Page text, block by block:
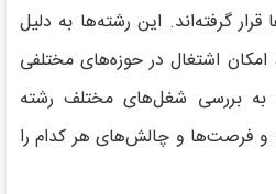
گرفته‌اند. این رشته‌ها به دلیل
اشتغال در حوزه‌های مختلفی
به بررسی شغل‌های مختلف رشته
و فرصت‌ها و چالش‌های هر کدام را